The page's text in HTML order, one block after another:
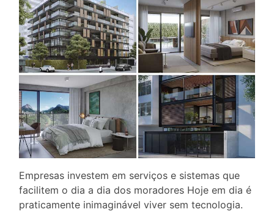
Empresas investem em serviços e sistemas que
facilitem o dia a dia dos moradores Hoje em dia é
praticamente inimaginável viver sem tecnologia.